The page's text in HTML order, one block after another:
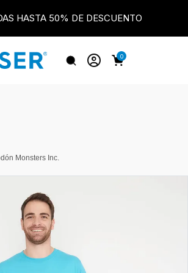
HASTA 50% DE DESCUENTO
0
Monsters Inc.